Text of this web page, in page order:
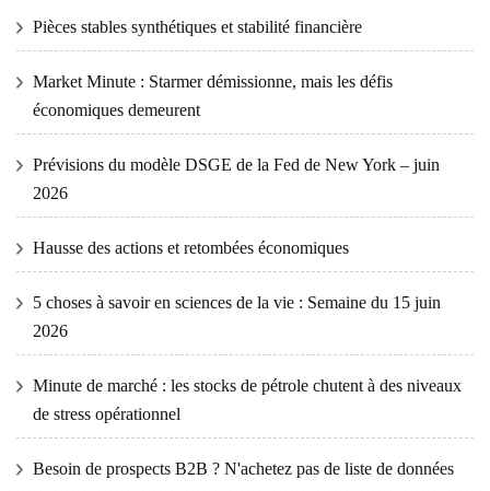
Pièces stables synthétiques et stabilité financière
Market Minute : Starmer démissionne, mais les défis
économiques demeurent
Prévisions du modèle DSGE de la Fed de New York – juin
2026
Hausse des actions et retombées économiques
5 choses à savoir en sciences de la vie : Semaine du 15 juin
2026
Minute de marché : les stocks de pétrole chutent à des niveaux
de stress opérationnel
Besoin de prospects B2B ? N'achetez pas de liste de données